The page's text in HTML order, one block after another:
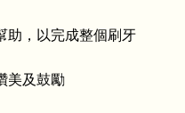
助，以完成整個刷牙
美及鼓勵